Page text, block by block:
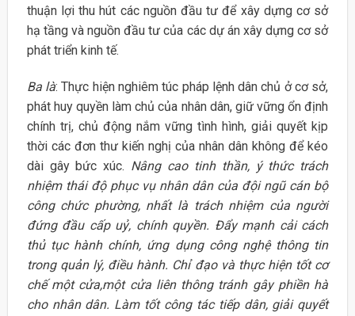
thuận lợi thu hút các nguồn đầu tư để xây dựng cơ sở
hạ tầng và nguồn đầu tư của các dự án xây dựng cơ sở
phát triển kinh tế.
Ba là: Thực hiện nghiêm túc pháp lệnh dân chủ ở cơ sở,
phát huy quyền làm chủ của nhân dân, giữ vững ổn định
chính trị, chủ động nắm vững tình hình, giải quyết kịp
thời các đơn thư kiến nghị của nhân dân không để kéo
dài gây bức xúc. Nâng cao tinh thần, ý thức trách
nhiệm thái độ phục vụ nhân dân của đội ngũ cán bộ
công chức phường, nhất là trách nhiệm của người
đứng đầu cấp uỷ, chính quyền. Đẩy mạnh cải cách
thủ tục hành chính, ứng dụng công nghệ thông tin
trong quản lý, điều hành. Chỉ đạo và thực hiện tốt cơ
chế một cửa,một cửa liên thông tránh gây phiền hà
cho nhân dân. Làm tốt công tác tiếp dân, giải quyết